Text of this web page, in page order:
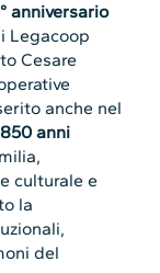
anniversario
Legacoop
Cesare
anche nel
850 anni
culturale e
la
del